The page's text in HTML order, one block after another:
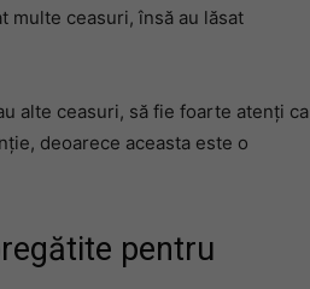
multe ceasuri, însă au lăsat
alte ceasuri, să fie foarte atenți ca
deoarece aceasta este o
pentru